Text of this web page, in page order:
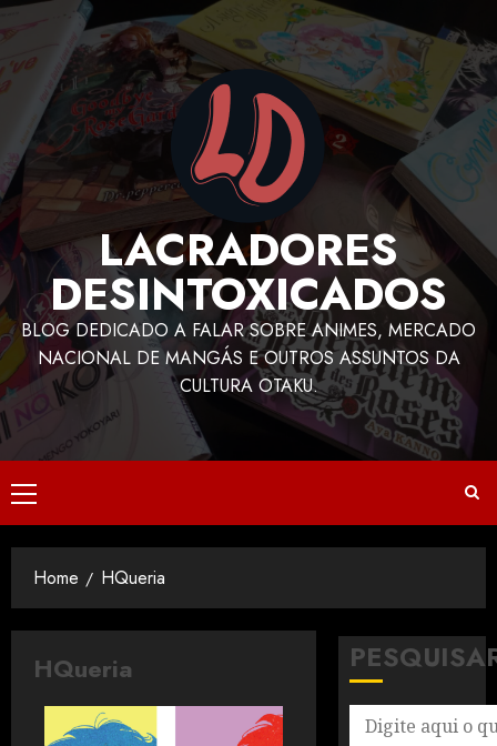
LACRADORES
DESINTOXICADOS
BLOG DEDICADO A FALAR SOBRE ANIMES, MERCADO
NACIONAL DE MANGÁS E OUTROS ASSUNTOS DA
CULTURA OTAKU.
Home HQueria
HQueria